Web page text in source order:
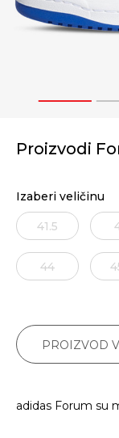
1
Proizvodi
Izaberi veličinu
41.5
44
PROIZVOD
adidas Forum su